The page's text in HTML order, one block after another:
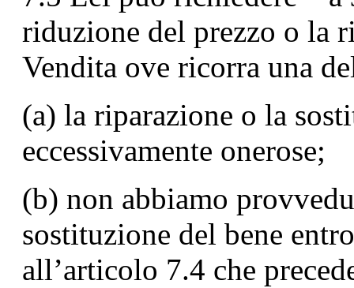
riduzione del prezzo o la
Vendita ove ricorra una
(a) la riparazione o la
eccessivamente onerose;
(b) non abbiamo
sostituzione del bene
all’articolo 7.4 che